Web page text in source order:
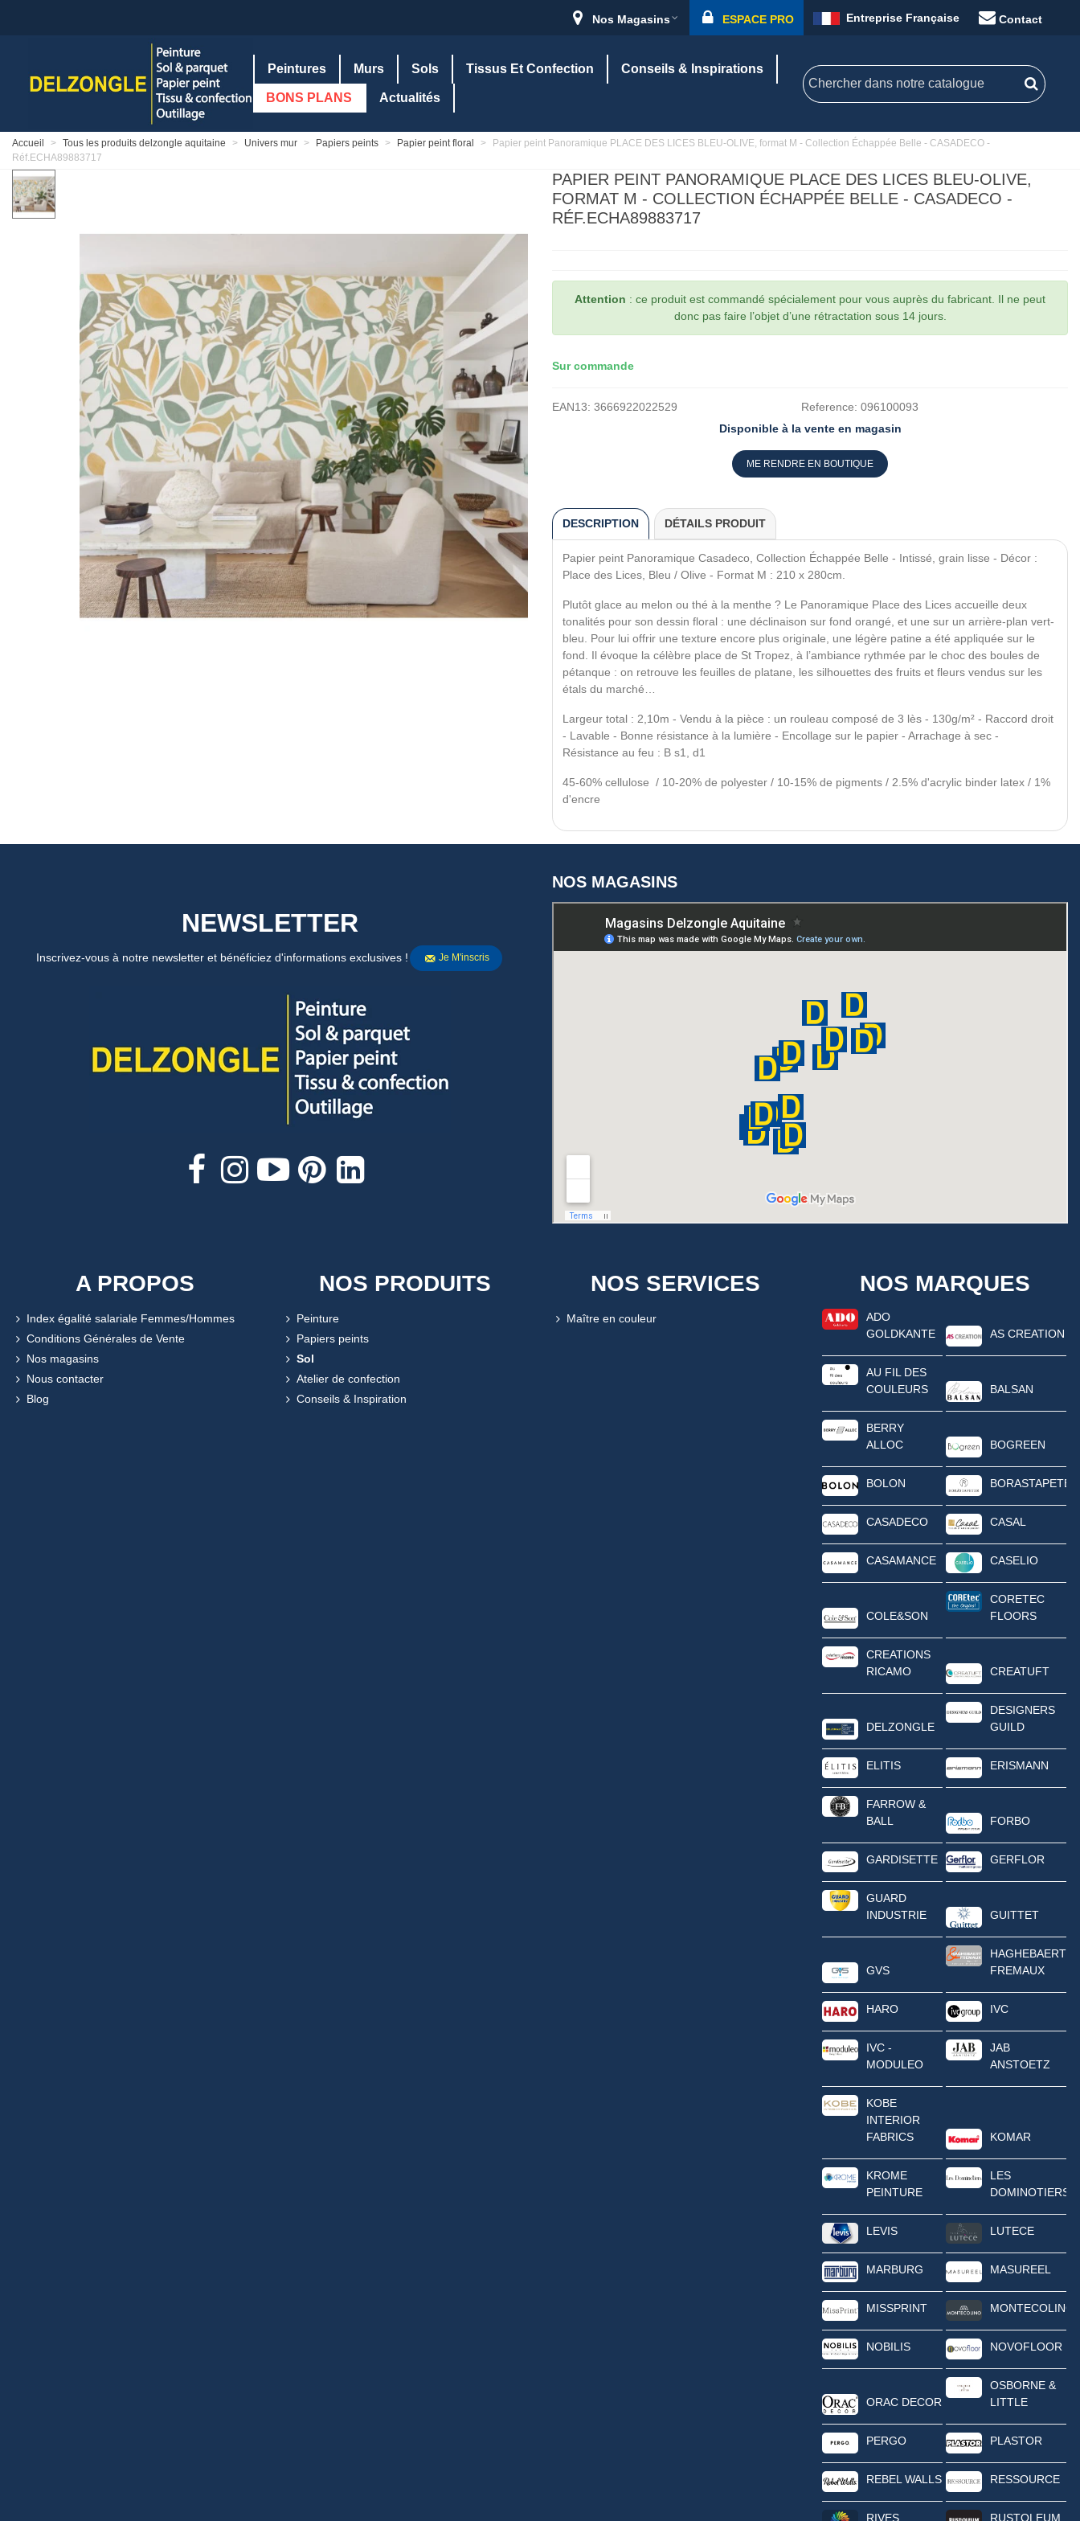
Nos Magasins ESPACE PRO Entreprise Française Contact
Peintures Murs Sols Tissus Et Confection Conseils & Inspirations
BONS PLANS Actualités
Accueil > Tous les produits delzongle aquitaine > Univers mur > Papiers peints > Papier peint floral >
Papier peint Panoramique PLACE DES LICES BLEU-OLIVE, format M - Collection Échappée Belle - CASADECO -
Réf.ECHA89883717
PAPIER PEINT PANORAMIQUE PLACE DES LICES BLEU-OLIVE,
FORMAT M - COLLECTION ÉCHAPPÉE BELLE - CASADECO -
RÉF.ECHA89883717
Attention : ce produit est commandé spécialement pour vous auprès du fabricant. Il ne peut
donc pas faire l’objet d’une rétractation sous 14 jours.
Sur commande
EAN13: 3666922022529 Reference: 096100093
Disponible à la vente en magasin
ME RENDRE EN BOUTIQUE
DESCRIPTION DÉTAILS PRODUIT
Papier peint Panoramique Casadeco, Collection Échappée Belle - Intissé, grain lisse - Décor :
Place des Lices, Bleu / Olive - Format M : 210 x 280cm.
Plutôt glace au melon ou thé à la menthe ? Le Panoramique Place des Lices accueille deux
tonalités pour son dessin floral : une déclinaison sur fond orangé, et une sur un arrière-plan vert-
bleu. Pour lui offrir une texture encore plus originale, une légère patine a été appliquée sur le
fond. Il évoque la célèbre place de St Tropez, à l’ambiance rythmée par le choc des boules de
pétanque : on retrouve les feuilles de platane, les silhouettes des fruits et fleurs vendus sur les
étals du marché…
Largeur total : 2,10m - Vendu à la pièce : un rouleau composé de 3 lès - 130g/m² - Raccord droit
- Lavable - Bonne résistance à la lumière - Encollage sur le papier - Arrachage à sec -
Résistance au feu : B s1, d1
45-60% cellulose / 10-20% de polyester / 10-15% de pigments / 2.5% d'acrylic binder latex / 1%
d'encre
NEWSLETTER
Inscrivez-vous à notre newsletter et bénéficiez d'informations exclusives ! Je M'inscris
NOS MAGASINS
A PROPOS
Index égalité salariale Femmes/Hommes
Conditions Générales de Vente
Nos magasins
Nous contacter
Blog
NOS PRODUITS
Peinture
Papiers peints
Sol
Atelier de confection
Conseils & Inspiration
NOS SERVICES
Maître en couleur
NOS MARQUES
ADO
GOLDKANTE
AS CREATION
AU FIL DES
COULEURS
BALSAN
BERRY
ALLOC
BOGREEN
BOLON BORASTAPETER
CASADECO CASAL
CASAMANCE CASELIO
COLE&SON
CORETEC
FLOORS
CREATIONS
RICAMO
CREATUFT
DELZONGLE
DESIGNERS
GUILD
ELITIS ERISMANN
FARROW &
BALL
FORBO
GARDISETTE GERFLOR
GUARD
INDUSTRIE
GUITTET
GVS
HAGHEBAERT
FREMAUX
HARO IVC
IVC -
MODULEO
JAB
ANSTOETZ
KOBE
INTERIOR
FABRICS
KOMAR
KROME
PEINTURE
LES
DOMINOTIERS
LEVIS LUTECE
MARBURG MASUREEL
MISSPRINT MONTECOLINO
NOBILIS NOVOFLOOR
ORAC DECOR
OSBORNE &
LITTLE
PERGO PLASTOR
REBEL WALLS RESSOURCE
RIVES RUSTOLEUM